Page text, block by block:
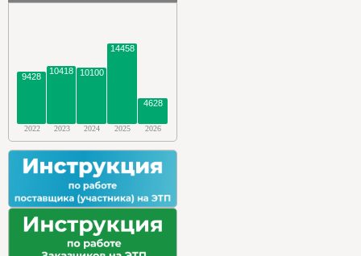
9428
10418 10100
14458
4628
2022 2023 2024 2025 2026